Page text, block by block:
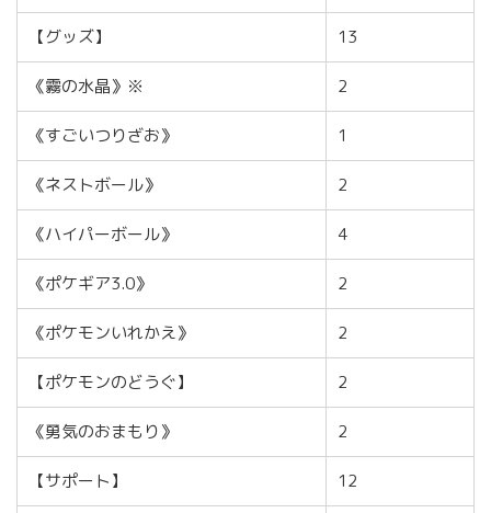
【グッズ】 13
《霧の水晶》※ 2
《すごいつりざお》 1
《ネストボール》 2
《ハイパーボール》 4
《ポケギア3.0》 2
《ポケモンいれかえ》 2
【ポケモンのどうぐ】 2
《勇気のおまもり》 2
【サポート】 12